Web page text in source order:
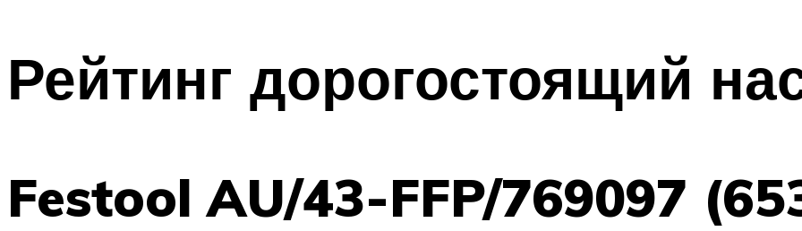
Рейтинг дорогостоящий
Festool AU/43-FFP/769097